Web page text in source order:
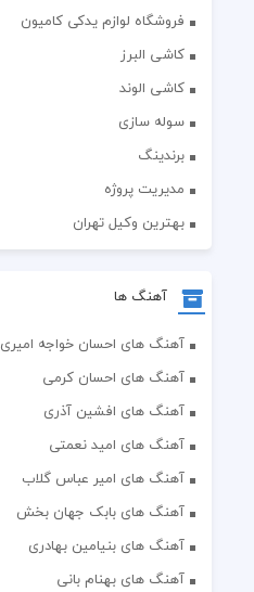
فروشگاه لوازم یدکی کامیون
کاشی البرز
کاشی الوند
سوله سازی
برندینگ
مدیریت پروژه
بهترین وکیل تهران
آهنگ ها
آهنگ های احسان خواجه امیری
آهنگ های احسان کرمی
آهنگ های افشین آذری
آهنگ های امید نعمتی
آهنگ های امیر عباس گلاب
آهنگ های بابک جهان بخش
آهنگ های بنیامین بهادری
آهنگ های بهنام بانی